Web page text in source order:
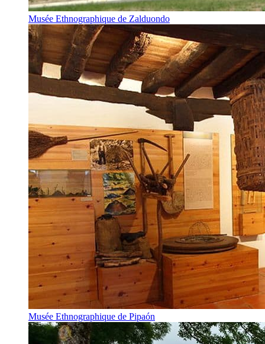
Musée Ethnographique de Zalduondo
Musée Ethnographique de Pipaón